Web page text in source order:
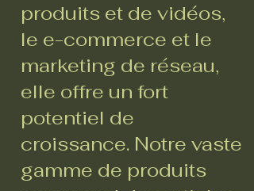
produits et de vidéos,
le e-commerce et le
marketing de réseau,
elle offre un fort
potentiel de
croissance. Notre vaste
gamme de produits